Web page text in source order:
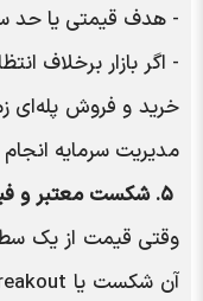
- هدف قیمتی یا حد
- اگر بازار برخلاف
خرید و فروش پله‌ای
مدیریت سرمایه
وقتی قیمت از یک